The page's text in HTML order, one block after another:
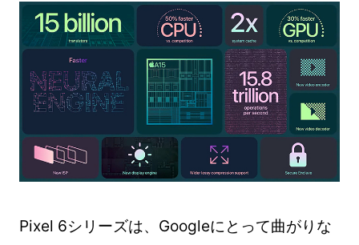
Pixel 6シリーズは、Googleにとって曲がりな